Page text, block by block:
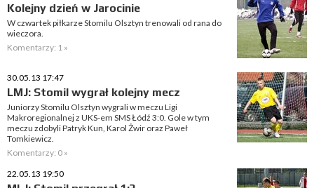
Kolejny dzień w Jarocinie
W czwartek piłkarze Stomilu Olsztyn trenowali od rana do
wieczora.
Komentarzy: 1 »
30.05.13 17:47
LMJ: Stomil wygrał kolejny mecz
Juniorzy Stomilu Olsztyn wygrali w meczu Ligi
Makroregionalnej z UKS-em SMS Łódź 3:0. Gole w tym
meczu zdobyli Patryk Kun, Karol Żwir oraz Paweł
Tomkiewicz.
Komentarzy: 0 »
22.05.13 19:50